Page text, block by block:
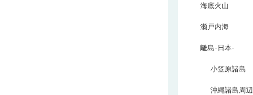
海底火山
瀬戸内海
離島-日本-
小笠原諸島
沖縄諸島周辺